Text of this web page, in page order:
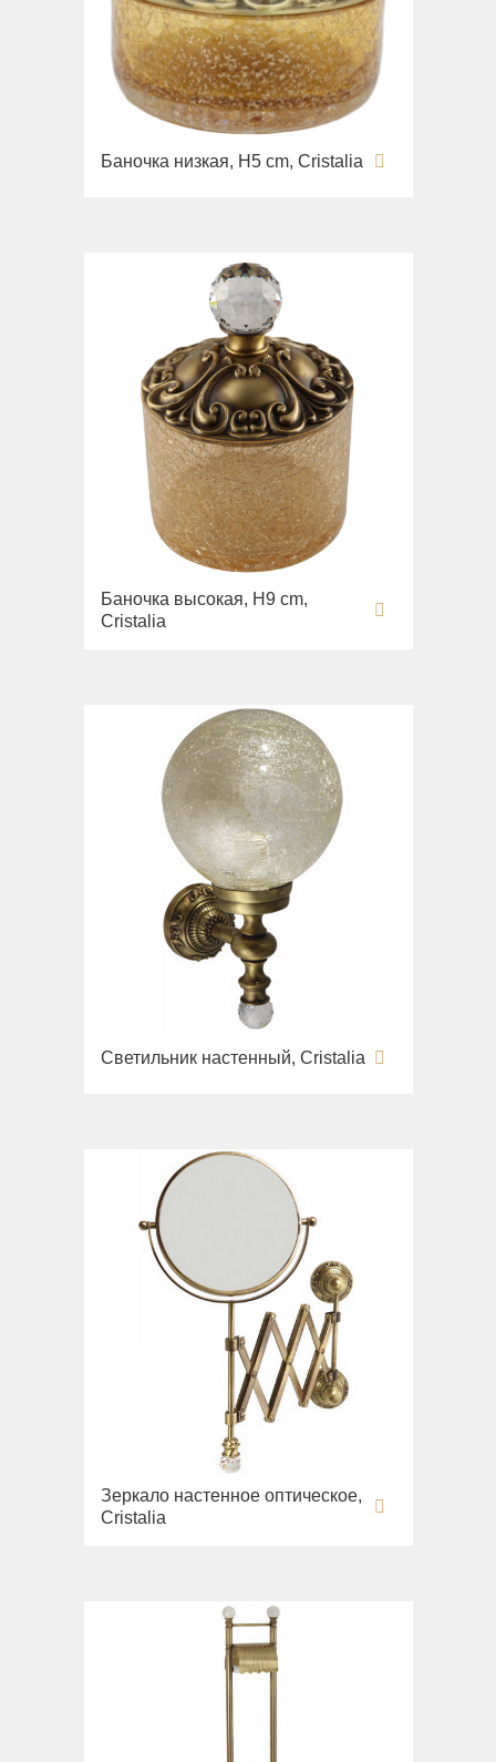
Баночка низкая, H5 cm, Cristalia
Баночка высокая, H9 cm,
Cristalia
Светильник настенный, Cristalia
Зеркало настенное оптическое,
Cristalia